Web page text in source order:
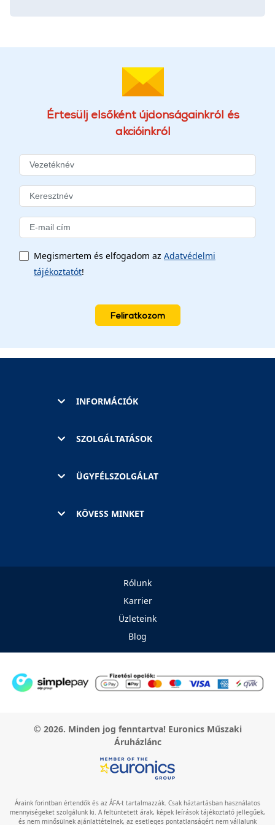
Értesülj elsőként újdonságainkról és
akcióinkról
Megismertem és elfogadom az Adatvédelmi
tájékoztatót!
Feliratkozom
INFORMÁCIÓK
SZOLGÁLTATÁSOK
ÜGYFÉLSZOLGÁLAT
KÖVESS MINKET
Rólunk
Karrier
Üzleteink
Blog
© 2026. Minden jog fenntartva! Euronics Műszaki
Áruházlánc
Áraink forintban értendők és az ÁFA-t tartalmazzák. Csak háztartásban használatos
mennyiségeket szolgálunk ki. A feltüntetett árak, képek leírások tájékoztató jellegűek,
és nem minősülnek ajánlattételnek, az esetleges pontatlanságért nem vállalunk